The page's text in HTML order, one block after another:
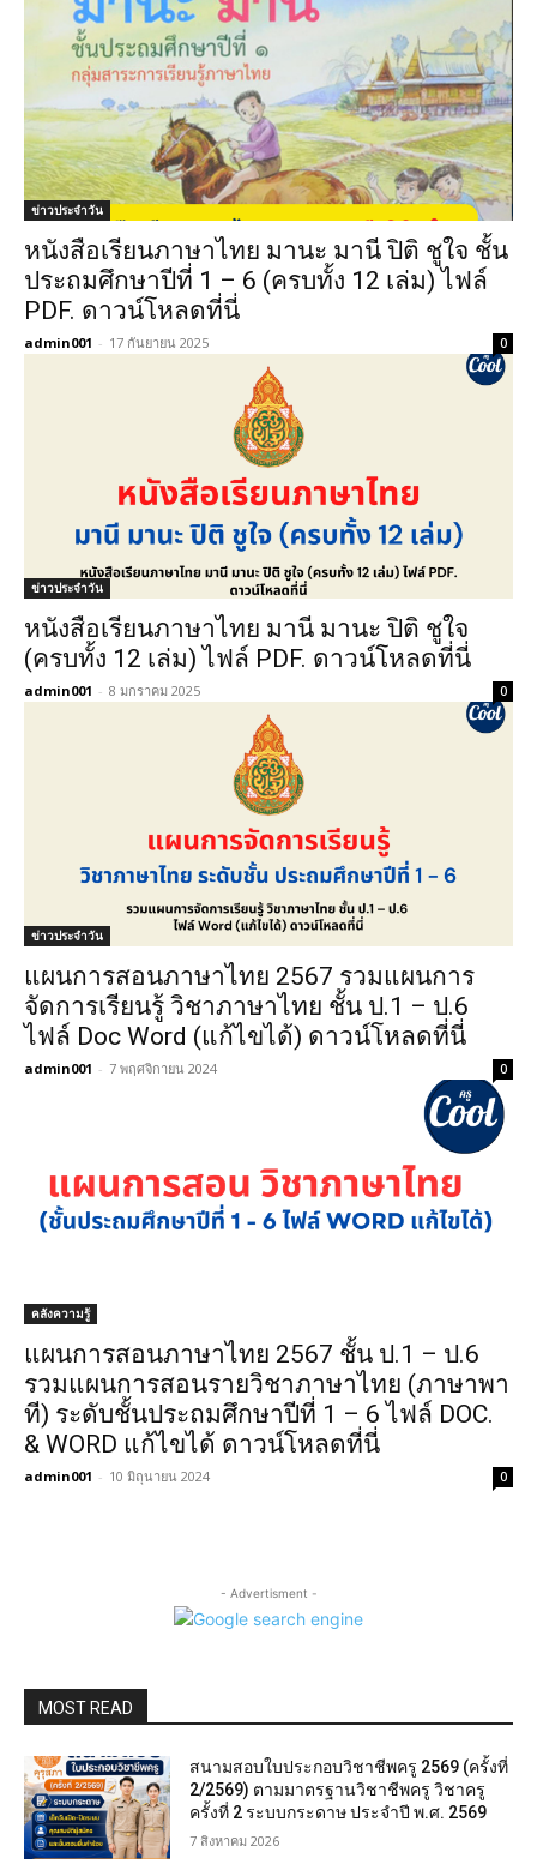
ข่าวประจำวัน
หนังสือเรียนภาษาไทย มานะ มานี ปิติ ชูใจ ชั้น
ประถมศึกษาปีที่ 1 – 6 (ครบทั้ง 12 เล่ม) ไฟล์
PDF. ดาวน์โหลดที่นี่
admin001 - 17 กันยายน 2025 0
ข่าวประจำวัน
หนังสือเรียนภาษาไทย มานี มานะ ปิติ ชูใจ
(ครบทั้ง 12 เล่ม) ไฟล์ PDF. ดาวน์โหลดที่นี่
admin001 - 8 มกราคม 2025 0
ข่าวประจำวัน
แผนการสอนภาษาไทย 2567 รวมแผนการ
จัดการเรียนรู้ วิชาภาษาไทย ชั้น ป.1 – ป.6
ไฟล์ Doc Word (แก้ไขได้) ดาวน์โหลดที่นี่
admin001 - 7 พฤศจิกายน 2024 0
คลังความรู้
แผนการสอนภาษาไทย 2567 ชั้น ป.1 – ป.6
รวมแผนการสอนรายวิชาภาษาไทย (ภาษาพา
ที) ระดับชั้นประถมศึกษาปีที่ 1 – 6 ไฟล์ DOC.
& WORD แก้ไขได้ ดาวน์โหลดที่นี่
admin001 - 10 มิถุนายน 2024 0
- Advertisment -
MOST READ
สนามสอบใบประกอบวิชาชีพครู 2569 (ครั้งที่
2/2569) ตามมาตรฐานวิชาชีพครู วิชาครู
ครั้งที่ 2 ระบบกระดาษ ประจำปี พ.ศ. 2569
7 สิงหาคม 2026